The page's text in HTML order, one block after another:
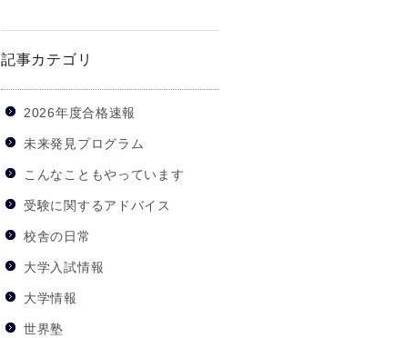
記事カテゴリ
2026年度合格速報
未来発見プログラム
こんなこともやっています
受験に関するアドバイス
校舎の日常
大学入試情報
大学情報
世界塾